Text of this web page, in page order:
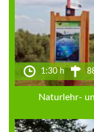
1:30 h
Naturlehr-